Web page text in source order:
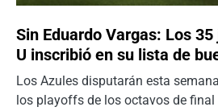
Sin Eduardo Vargas: Los
U inscribió en su lista de
Los Azules disputarán esta
los playoffs de los octavos de final